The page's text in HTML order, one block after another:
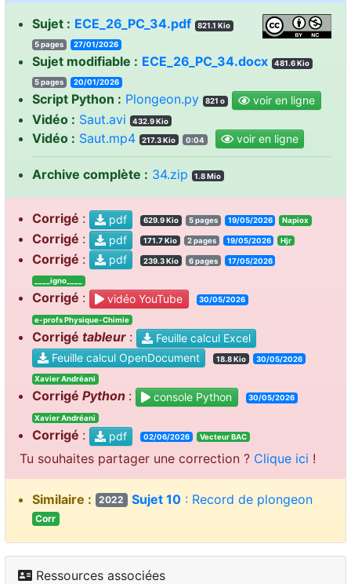
Sujet : ECE_26_PC_34.pdf 821.1 Kio
5 pages 27/01/2026
Sujet modifiable : ECE_26_PC_34.docx 481.6 Kio
5 pages 20/01/2026
Script Python : Plongeon.py 821 o voir en ligne
Vidéo : Saut.avi 432.9 Kio
Vidéo : Saut.mp4 217.3 Kio 0:04 voir en ligne
Archive complète : 34.zip 1.8 Mio
Corrigé : pdf 629.9 Kio 5 pages 19/05/2026 Napiox
Corrigé : pdf 171.7 Kio 2 pages 19/05/2026 Hjr
Corrigé : pdf 239.3 Kio 6 pages 17/05/2026
____igno____
Corrigé : vidéo YouTube 30/05/2026
e-profs Physique-Chimie
Corrigé tableur :
Feuille calcul Excel
Feuille calcul OpenDocument
18.8 Kio 30/05/2026
Xavier Andréani
Corrigé Python : console Python 30/05/2026
Xavier Andréani
Corrigé : pdf 02/06/2026 Vecteur BAC
Tu souhaites partager une correction ? Clique ici !
Similaire : 2022 Sujet 10 : Record de plongeon
Corr
Ressources associées